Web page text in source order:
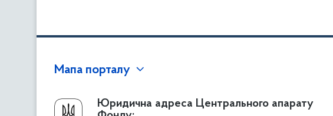
Мапа порталу
Про Фонд Громадянам
Юридична адреса Центрального апарату